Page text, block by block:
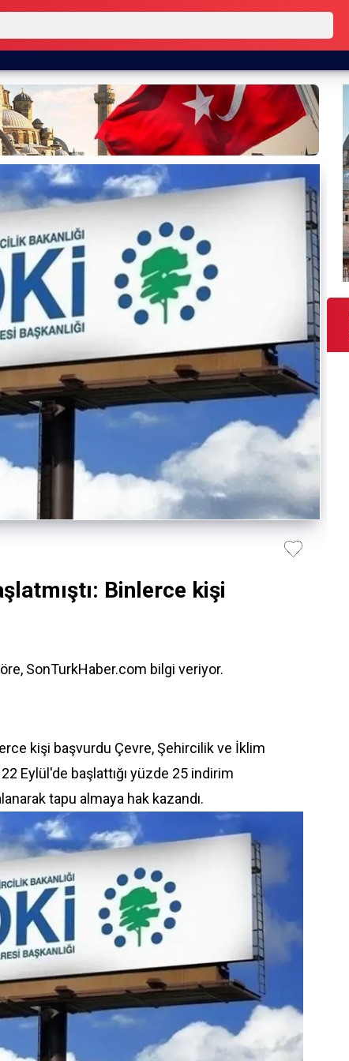
Binlerce kişi
SonTurkHaber.com bilgi veriyor.
kişi başvurdu Çevre, Şehircilik ve İklim
Eylül'de başlattığı yüzde 25 indirim
tapu almaya hak kazandı.